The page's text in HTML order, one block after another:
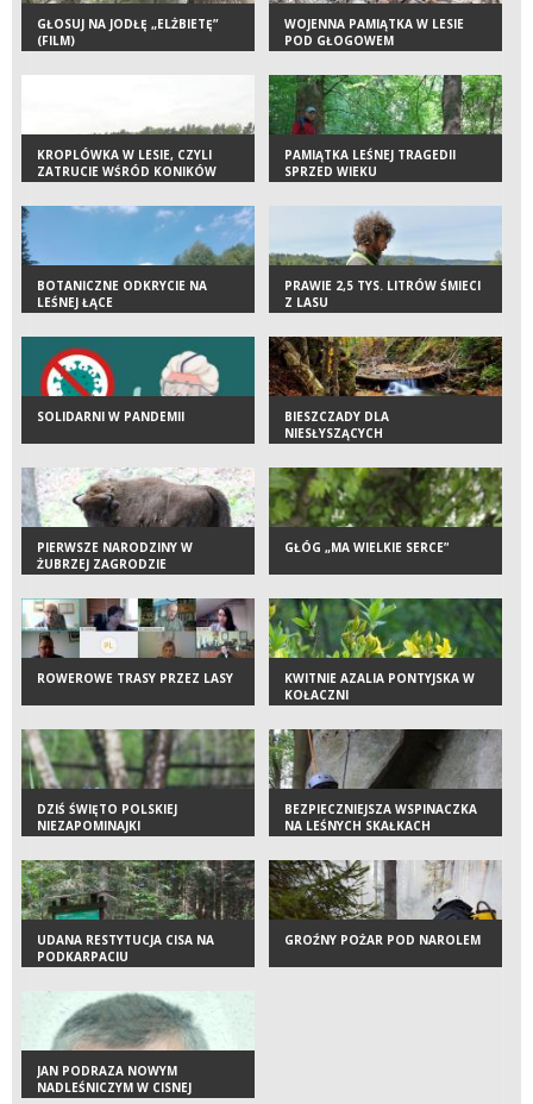
GŁOSUJ NA JODŁĘ „ELŻBIETĘ”
(FILM)
WOJENNA PAMIĄTKA W LESIE
POD GŁOGOWEM
KROPLÓWKA W LESIE, CZYLI
ZATRUCIE WŚRÓD KONIKÓW
POLSKICH
PAMIĄTKA LEŚNEJ TRAGEDII
SPRZED WIEKU
BOTANICZNE ODKRYCIE NA
LEŚNEJ ŁĄCE
PRAWIE 2,5 TYS. LITRÓW ŚMIECI
Z LASU
SOLIDARNI W PANDEMII
BIESZCZADY DLA
NIESŁYSZĄCYCH
PIERWSZE NARODZINY W
ŻUBRZEJ ZAGRODZIE
GŁÓG „MA WIELKIE SERCE”
ROWEROWE TRASY PRZEZ LASY
KWITNIE AZALIA PONTYJSKA W
KOŁACZNI
DZIŚ ŚWIĘTO POLSKIEJ
NIEZAPOMINAJKI
BEZPIECZNIEJSZA WSPINACZKA
NA LEŚNYCH SKAŁKACH
UDANA RESTYTUCJA CISA NA
PODKARPACIU
GROŹNY POŻAR POD NAROLEM
JAN PODRAZA NOWYM
NADLEŚNICZYM W CISNEJ